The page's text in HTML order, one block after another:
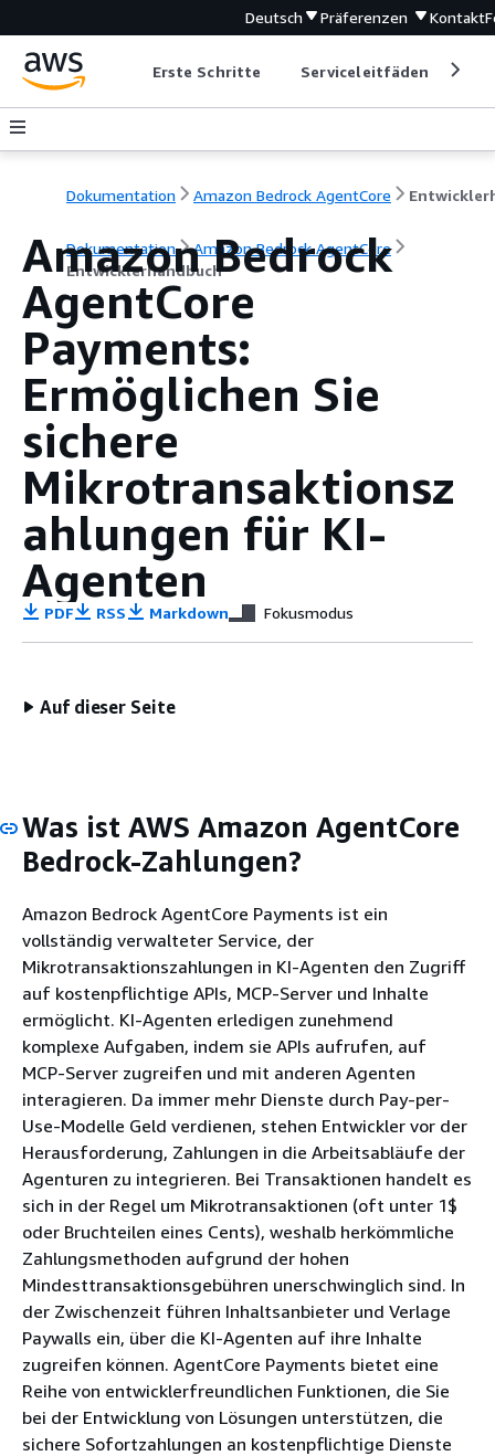
Deutsch Präferenzen Kontakt
Erste Schritte Serviceleitfäden
Dokumentation Amazon Bedrock AgentCore
Dokumentation
Amazon Bedrock AgentCore
Entwicklerhandbuch
Amazon Bedrock
AgentCore
Payments:
Ermöglichen Sie
sichere
Mikrotransaktionsz
ahlungen für KI-
Agenten
PDF RSS Markdown Fokusmodus
Auf dieser Seite
Was ist AWS Amazon AgentCore
Bedrock-Zahlungen?
Amazon Bedrock AgentCore Payments ist ein
vollständig verwalteter Service, der
Mikrotransaktionszahlungen in KI-Agenten den Zugriff
auf kostenpflichtige APIs, MCP-Server und Inhalte
ermöglicht. KI-Agenten erledigen zunehmend
komplexe Aufgaben, indem sie APIs aufrufen, auf
MCP-Server zugreifen und mit anderen Agenten
interagieren. Da immer mehr Dienste durch Pay-per-
Use-Modelle Geld verdienen, stehen Entwickler vor der
Herausforderung, Zahlungen in die Arbeitsabläufe der
Agenturen zu integrieren. Bei Transaktionen handelt es
sich in der Regel um Mikrotransaktionen (oft unter 1$
oder Bruchteilen eines Cents), weshalb herkömmliche
Zahlungsmethoden aufgrund der hohen
Mindesttransaktionsgebühren unerschwinglich sind. In
der Zwischenzeit führen Inhaltsanbieter und Verlage
Paywalls ein, über die KI-Agenten auf ihre Inhalte
zugreifen können. AgentCore Payments bietet eine
Reihe von entwicklerfreundlichen Funktionen, die Sie
bei der Entwicklung von Lösungen unterstützen, die
sichere Sofortzahlungen an kostenpflichtige Dienste